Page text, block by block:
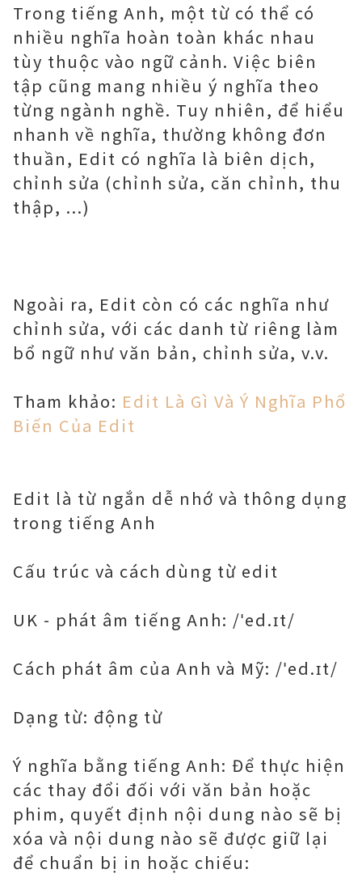
Trong tiếng Anh, một từ có thể có
nhiều nghĩa hoàn toàn khác nhau
tùy thuộc vào ngữ cảnh. Việc biên
tập cũng mang nhiều ý nghĩa theo
từng ngành nghề. Tuy nhiên, để hiểu
nhanh về nghĩa, thường không đơn
thuần, Edit có nghĩa là biên dịch,
chỉnh sửa (chỉnh sửa, căn chỉnh, thu
thập, ...)
Ngoài ra, Edit còn có các nghĩa như
chỉnh sửa, với các danh từ riêng làm
bổ ngữ như văn bản, chỉnh sửa, v.v.
Tham khảo: Edit Là Gì Và Ý Nghĩa Phổ
Biến Của Edit
Edit là từ ngắn dễ nhớ và thông dụng
trong tiếng Anh
Cấu trúc và cách dùng từ edit
UK - phát âm tiếng Anh: /ˈed.ɪt/
Cách phát âm của Anh và Mỹ: /ˈed.ɪt/
Dạng từ: động từ
Ý nghĩa bằng tiếng Anh: Để thực hiện
các thay đổi đối với văn bản hoặc
phim, quyết định nội dung nào sẽ bị
xóa và nội dung nào sẽ được giữ lại
để chuẩn bị in hoặc chiếu: